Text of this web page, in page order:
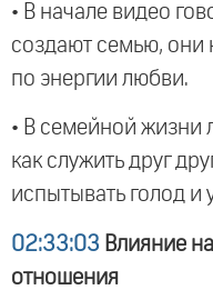
• В начале видео
создают семью, они
по энергии любви.
• В семейной жизни
как служить друг
испытывать голод и
02:33:03 Влияние
отношения